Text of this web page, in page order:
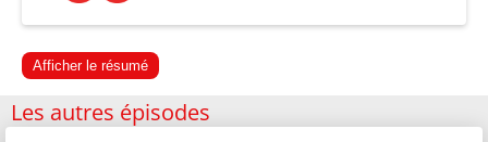
Afficher le résumé
Les autres épisodes